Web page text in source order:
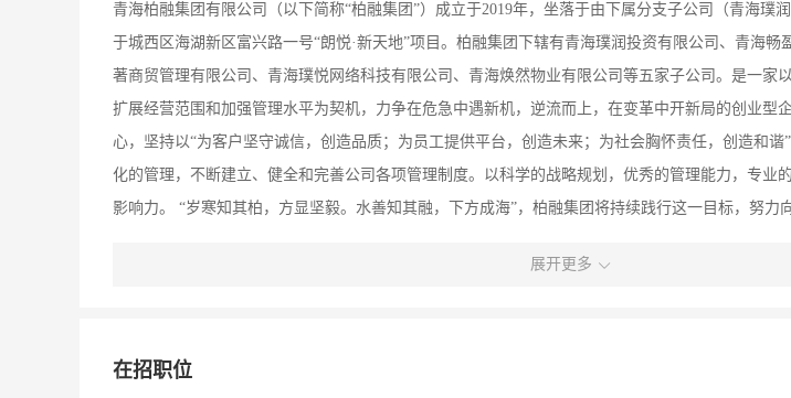
青海柏融集团有限公司（以下简称“柏融集团”）成立于2019年，坐落于由下属分支子公司（青海璞
于城西区海湖新区富兴路一号“朗悦·新天地”项目。柏融集团下辖有青海璞润投资有限公司、青海畅
著商贸管理有限公司、青海璞悦网络科技有限公司、青海焕然物业有限公司等五家子公司。是一家
扩展经营范围和加强管理水平为契机，力争在危急中遇新机，逆流而上，在变革中开新局的创业型
心，坚持以“为客户坚守诚信，创造品质；为员工提供平台，创造未来；为社会胸怀责任，创造和谐
化的管理，不断建立、健全和完善公司各项管理制度。以科学的战略规划，优秀的管理能力，专业
影响力。 “岁寒知其柏，方显坚毅。水善知其融，下方成海”，柏融集团将持续践行这一目标，努力
了可长期发展的创业平台。同时在发展过程当中曾获得“城中区2019年度非公精进工作先进单位、城
展开更多
在招职位